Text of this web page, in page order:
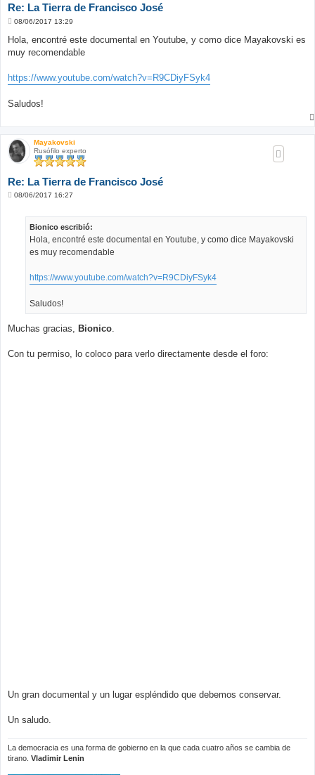
Re: La Tierra de Francisco José
M
n
a
08/06/2017 13:29
Hola, encontré este documental en Youtube, y como dice Mayakovski es
muy recomendable
https://www.youtube.com/watch?v=R9CDiyFSyk4
Saludos!
Mayakovski
Rusófilo experto
Re: La Tierra de Francisco José
M08/06/2017 16:27
Bionico escribió:
Hola, encontré este documental en Youtube, y como dice Mayakovski
es muy recomendable
https://www.youtube.com/watch?v=R9CDiyFSyk4
Saludos!
Muchas gracias, Bionico
Con tu permiso, lo coloco para verlo directamente desde el foro:
Un gran documental y un lugar espléndido que debemos conservar.
Un saludo.
La democracia es una forma de gobierno en la que cada cuatro años se cambia de
tirano. Vladimir Lenin